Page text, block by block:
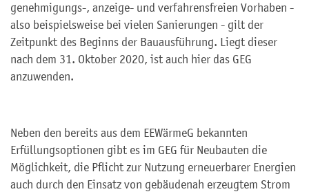
genehmigungs-, anzeige- und verfahrensfreien Vorhaben -
also beispielsweise bei vielen Sanierungen - gilt der
Zeitpunkt des Beginns der Bauausführung. Liegt dieser
nach dem 31. Oktober 2020, ist auch hier das GEG
anzuwenden.
Neben den bereits aus dem EEWärmeG bekannten
Erfüllungsoptionen gibt es im GEG für Neubauten die
Möglichkeit, die Pflicht zur Nutzung erneuerbarer Energien
auch durch den Einsatz von gebäudenah erzeugtem Strom